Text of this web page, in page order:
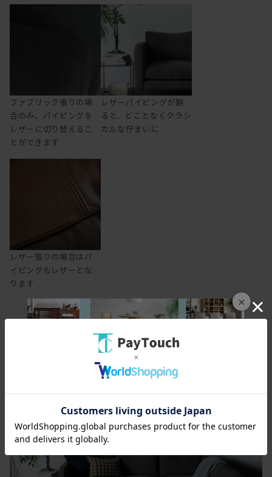
×
ファブリック張りの場
合のみ、パイピングを
レザーに切り替えるこ
とができます
レザーパイピングが廻
ると、どことなくクラシ
カルな佇まいに
レザー張りの場合はパ
イピングもレザーとな
ります
各タイプを組み合わせることで、L型やその他様々なレ